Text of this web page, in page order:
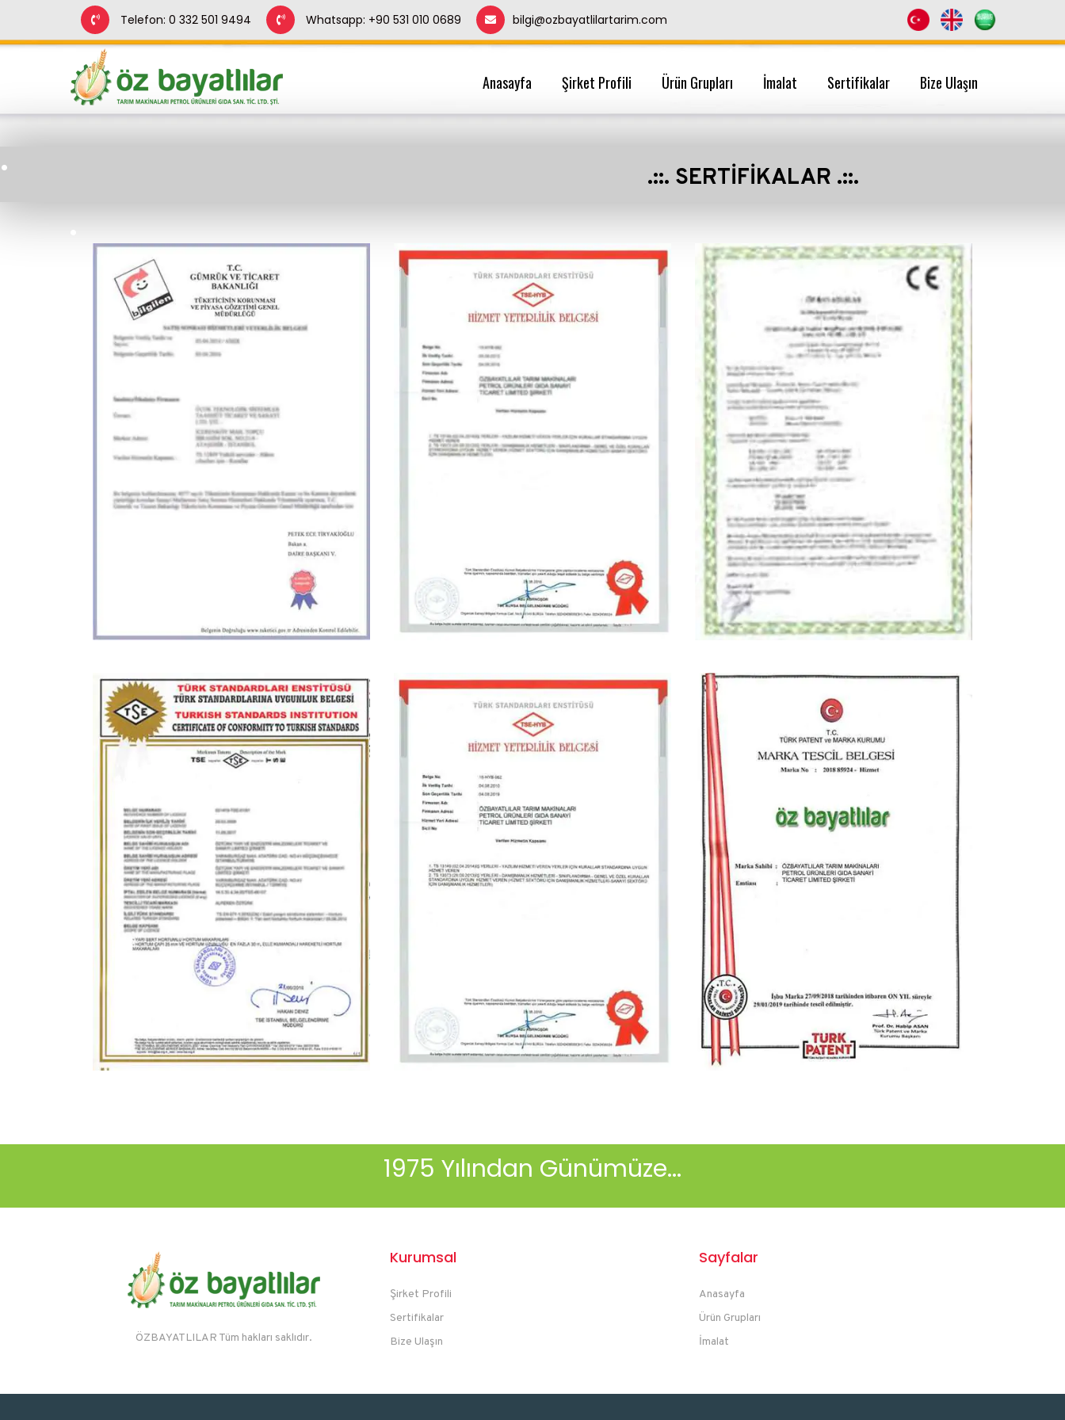
Telefon: 0 332 501 9494 Whatsapp: +90 531 010 0689 bilgi@ozbayatlilartarim.com
Anasayfa Şirket Profili Ürün Grupları İmalat Sertifikalar Bize Ulaşın
. .::. SERTIFIKALAR .::.
.
1975 Yılından Günümüze...
ÖZBAYATLILAR Tüm hakları saklıdır.
Kurumsal
Şirket Profili
Sertifikalar
Bize Ulaşın
Sayfalar
Anasayfa
Ürün Grupları
İmalat